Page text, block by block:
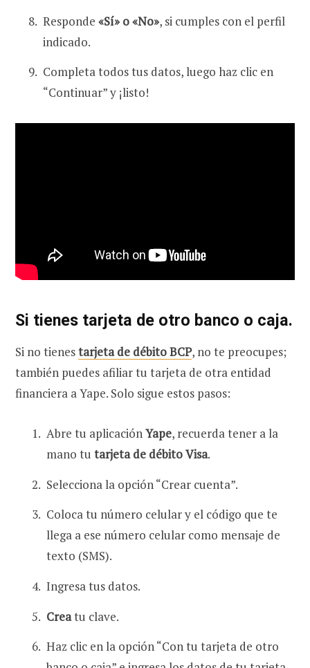
Responde «Sí» o «No», si cumples con el perfil
indicado.
Completa todos tus datos, luego haz clic en
“Continuar” y ¡listo!
Si tienes tarjeta de otro banco o caja.
Si no tienestarjeta de débito BCP, no te preocupes;
también puedes afiliar tu tarjeta de otra entidad
financiera a Yape. Solo sigue estos pasos:
Abre tu aplicaciónYape, recuerda tener a la
mano tu tarjeta de débito Visa.
Selecciona la opción “Crear cuenta”.
Coloca tu número celular y el código que te
llega a ese número celular como mensaje de
texto (SMS).
Ingresa tus datos.
Creatu clave.
Haz clic en la opción “Con tu tarjeta de otro